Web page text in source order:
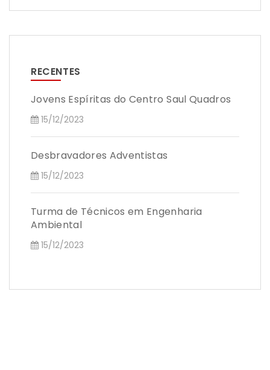
RECENTES
Jovens Espíritas do Centro Saul Quadros
15/12/2023
Desbravadores Adventistas
15/12/2023
Turma de Técnicos em Engenharia
Ambiental
15/12/2023